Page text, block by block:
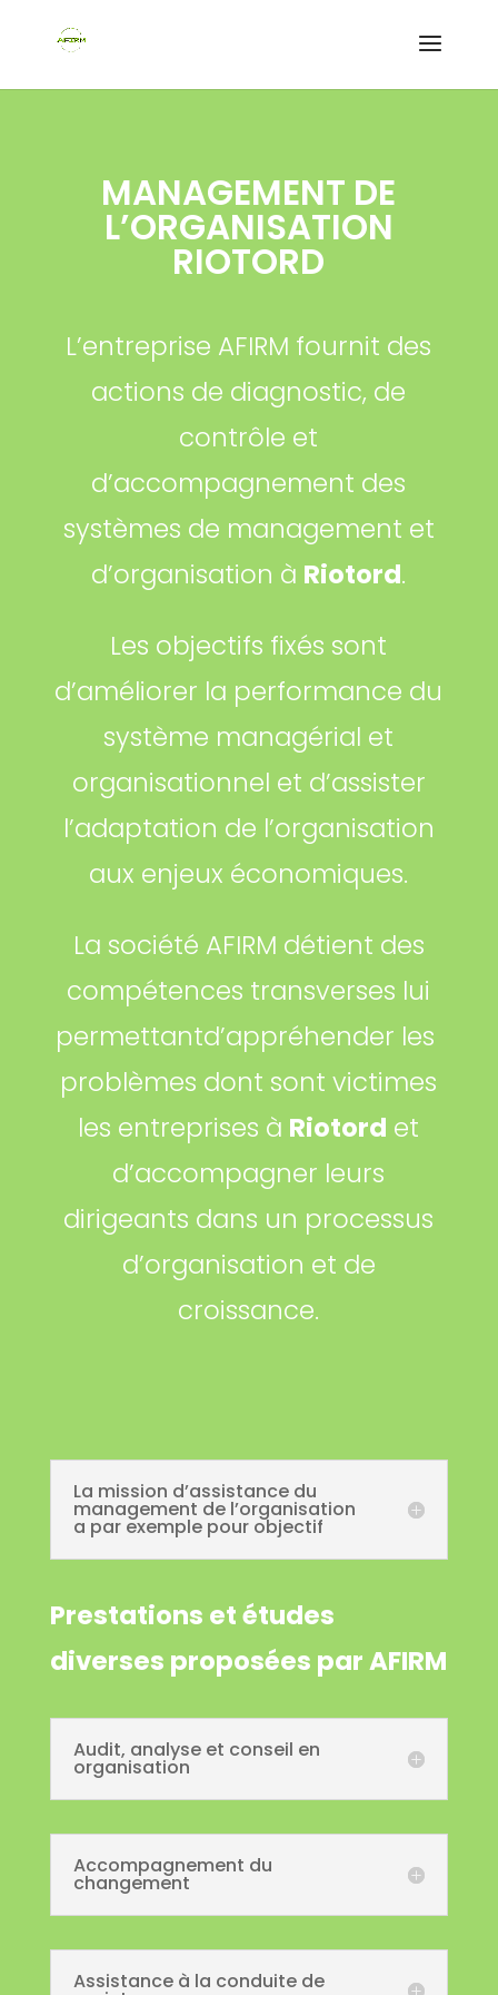
MANAGEMENT DE
L’ORGANISATION
RIOTORD
L’entreprise AFIRM fournit des
actions de diagnostic, de
contrôle et
d’accompagnement des
systèmes de management et
d’organisation à Riotord.
Les objectifs fixés sont
d’améliorer la performance du
système managérial et
organisationnel et d’assister
l’adaptation de l’organisation
aux enjeux économiques.
La société AFIRM détient des
compétences transverses lui
permettantd’appréhender les
problèmes dont sont victimes
les entreprises à Riotord et
d’accompagner leurs
dirigeants dans un processus
d’organisation et de
croissance.
La mission d’assistance du
management de l’organisation
a par exemple pour objectif
Prestations et études
diverses proposées par AFIRM
Audit, analyse et conseil en
organisation
Accompagnement du
changement
Assistance à la conduite de